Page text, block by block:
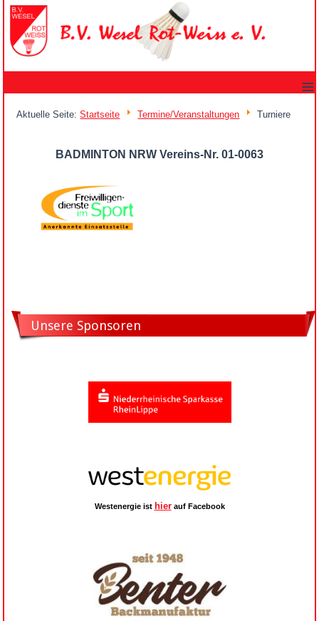
≡
Aktuelle Seite:Startseite Termine/Veranstaltungen Turniere
BADMINTON NRW Vereins-Nr. 01-0063
Unsere Sponsoren
Westenergie ist hierauf Facebook